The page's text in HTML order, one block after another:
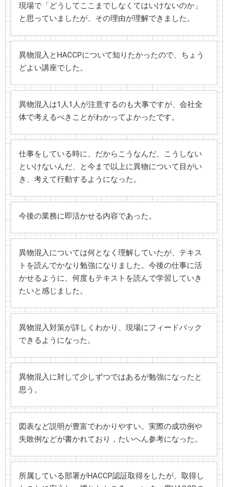
現場で「どうしてここまでしなくてはいけないのか」
と思っていましたが、その理由が理解できました。
異物混入とHACCPについて知りたかったので、ちょう
どよい講座でした。
異物混入は1人1人が注意するのも大事ですが、会社全
体で考えるべきことがわかってよかったです。
仕事をしている時に、だからこうなんだ、こうしない
といけないんだ、と今まで以上に異物について目がい
き、考えて行動するようになった。
今後の業務に即活かせる内容であった。
異物混入については何となく理解していたが、テキス
トを読んでかなり勉強になりました。今後の仕事に活
かせるように、何度もテキストを読んで学習していき
たいと感じました。
異物混入対策が詳しくわかり、現場にフィードバック
できるようになった。
異物混入に対して少しずつではあるが勉強になったと
思う。
図表など説明が豊富でわかりやすい。実際の成功例や
失敗例などが書かれており，たいへん参考になった。
所属している部署がHACCP認証取得をしたが、取得し